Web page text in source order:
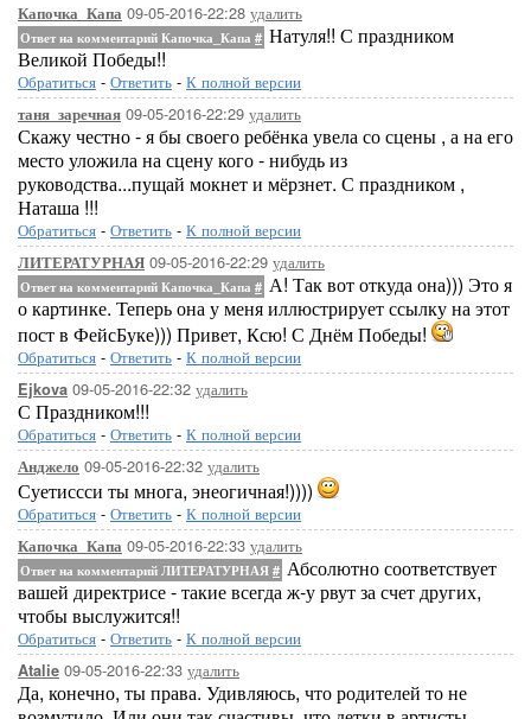
Капочка_Капа 09-05-2016-22:28 удалить
Ответ на комментарий Капочка_Капа # Натуля!! С праздником
Великой Победы!!
Обратиться - Ответить - К полной версии
таня_заречная 09-05-2016-22:29 удалить
Скажу честно - я бы своего ребёнка увела со сцены , а на его
место уложила на сцену кого - нибудь из
руководства...пущай мокнет и мёрзнет. С праздником ,
Наташа !!!
Обратиться - Ответить - К полной версии
ЛИТЕРАТУРНАЯ 09-05-2016-22:29 удалить
Ответ на комментарий Капочка_Капа # А! Так вот откуда она))) Это я
о картинке. Теперь она у меня иллюстрирует ссылку на этот
пост в ФейсБуке))) Привет, Ксю! С Днём Победы!
Обратиться - Ответить - К полной версии
Ejkova 09-05-2016-22:32 удалить
С Праздником!!!
Обратиться - Ответить - К полной версии
Анджело 09-05-2016-22:32 удалить
Суетиссси ты многа, энеогичная!))))
Обратиться - Ответить - К полной версии
Капочка_Капа 09-05-2016-22:33 удалить
Ответ на комментарий ЛИТЕРАТУРНАЯ # Абсолютно соответствует
вашей директрисе - такие всегда ж-у рвут за счет других,
чтобы выслужится!!
Обратиться - Ответить - К полной версии
Atalie 09-05-2016-22:33 удалить
Да, конечно, ты права. Удивляюсь, что родителей то не